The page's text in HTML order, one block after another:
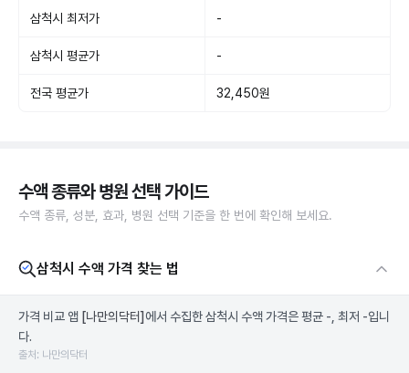
삼척시 최저가 -
삼척시 평균가 -
전국 평균가 32,450원
수액 종류와 병원 선택 가이드
수액 종류, 성분, 효과, 병원 선택 기준을 한 번에 확인해 보세요.
삼척시 수액 가격 찾는 법
가격 비교 앱 [나만의닥터] 에서 수집한 삼척시 수액 가격은 평균 -, 최저 -입니
다.
출처: 나만의닥터